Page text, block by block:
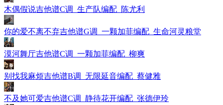
木偶假说吉他谱C调_生产队编配_陈尤利
你的爱不离不弃吉他谱G调_一颗加菲编配_生命河灵粮堂
漠河舞厅吉他谱C调_一颗加菲编配_柳爽
别找我麻烦吉他谱B调_无限延音编配_蔡健雅
不及她可爱吉他谱C调_静待花开编配_张德伊玲